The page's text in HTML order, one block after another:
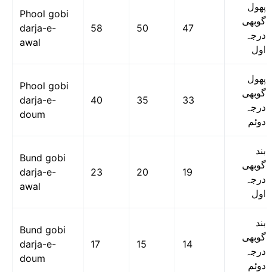
Phool gobi
darja-e-
awal
58 50 47
پھول
گوبھی
درجہ
اول
Phool gobi
darja-e-
doum
40 35 33
پھول
گوبھی
درجہ
دوئم
Bund gobi
darja-e-
awal
23 20 19
بند
گوبھی
درجہ
اول
Bund gobi
darja-e-
doum
17 15 14
بند
گوبھی
درجہ
دوئم